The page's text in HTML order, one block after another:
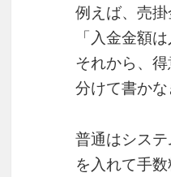
例えば、売
「入金金額
それから、
分けて書か
普通はシス
を入れて手